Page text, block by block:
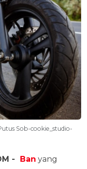
Sob-cookie_studio-
- Ban yang